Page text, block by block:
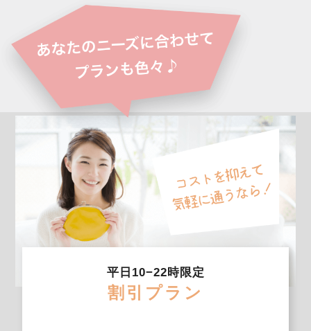
平日10−22時限定
割引プラン